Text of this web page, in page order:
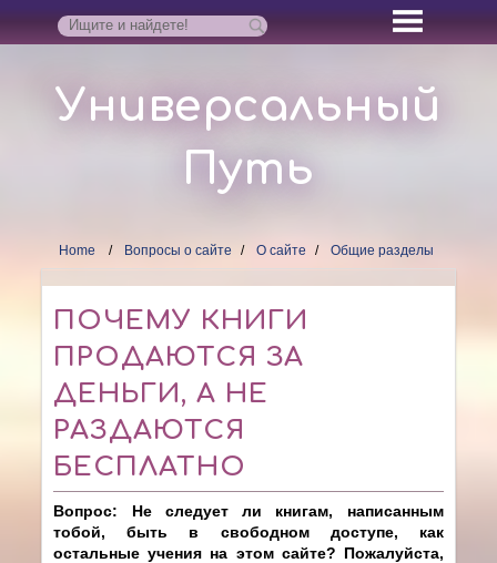
Универсальный
Путь
Home Вопросы о сайте О сайте Общие разделы
ПОЧЕМУ КНИГИ
ПРОДАЮТСЯ ЗА
ДЕНЬГИ, А НЕ
РАЗДАЮТСЯ
БЕСПЛАТНО
Вопрос: Не следует ли книгам, написанным
тобой, быть в свободном доступе, как
остальные учения на этом сайте? Пожалуйста,